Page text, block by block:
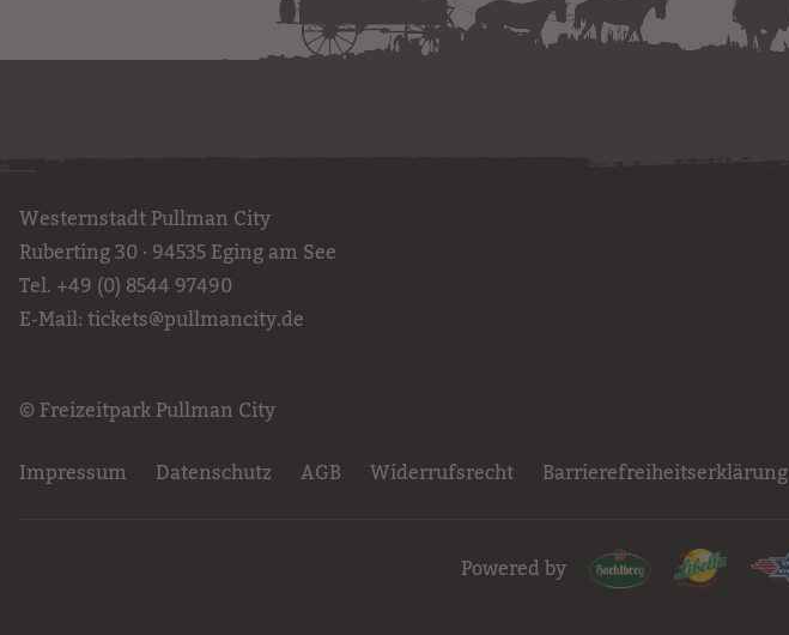
Westernstadt Pullman City
Ruberting 30 · 94535 Eging am See
Tel.+49 (0) 8544 97490
E-Mail:tickets@pullmancity.de
© Freizeitpark Pullman City
Impressum
Datenschutz AGB Widerrufsrecht Barrierefreiheitserklärung
Powered by